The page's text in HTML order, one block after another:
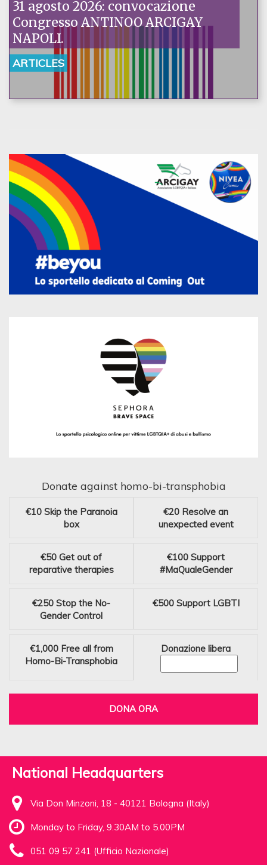
31 agosto 2026: convocazione
Congresso ANTINOO ARCIGAY
NAPOLI.
ARTICLES
Donate against homo-bi-transphobia
€10 Skip the Paranoia
box
€20 Resolve an
unexpected event
€50 Get out of
reparative therapies
€100 Support
#MaQualeGender
€250 Stop the No-
Gender Control
€500 Support LGBTI
€1,000 Free all from
Homo-Bi-Transphobia
Donazione libera
DONA ORA
National Headquarters
Via Don Minzoni, 18 - 40121 Bologna (Italy)
Monday to Friday, 9.30AM to 5.00PM
051 09 57 241 (Ufficio Nazionale)